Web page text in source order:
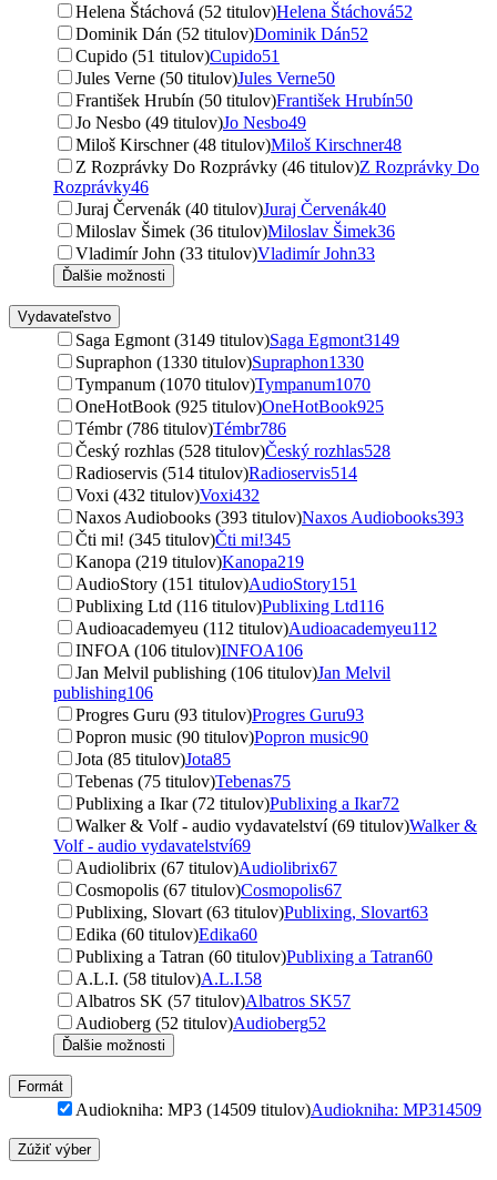
Helena Štáchová (52 titulov)Helena Štáchová52
Dominik Dán (52 titulov)Dominik Dán52
Cupido (51 titulov)Cupido51
Jules Verne (50 titulov)Jules Verne50
František Hrubín (50 titulov)František Hrubín50
Jo Nesbo (49 titulov)Jo Nesbo49
Miloš Kirschner (48 titulov)Miloš Kirschner48
Z Rozprávky Do Rozprávky (46 titulov)Z Rozprávky Do
Rozprávky46
Juraj Červenák (40 titulov)Juraj Červenák40
Miloslav Šimek (36 titulov)Miloslav Šimek36
Vladimír John (33 titulov)Vladimír John33
Ďalšie možnosti
Vydavateľstvo
Saga Egmont (3149 titulov)Saga Egmont3149
Supraphon (1330 titulov)Supraphon1330
Tympanum (1070 titulov)Tympanum1070
OneHotBook (925 titulov)OneHotBook925
Témbr (786 titulov)Témbr786
Český rozhlas (528 titulov)Český rozhlas528
Radioservis (514 titulov)Radioservis514
Voxi (432 titulov)Voxi432
Naxos Audiobooks (393 titulov)Naxos Audiobooks393
Čti mi! (345 titulov)Čti mi!345
Kanopa (219 titulov)Kanopa219
AudioStory (151 titulov)AudioStory151
Publixing Ltd (116 titulov)Publixing Ltd116
Audioacademyeu (112 titulov)Audioacademyeu112
INFOA (106 titulov)INFOA106
Jan Melvil publishing (106 titulov)Jan Melvil
publishing106
Progres Guru (93 titulov)Progres Guru93
Popron music (90 titulov)Popron music90
Jota (85 titulov)Jota85
Tebenas (75 titulov)Tebenas75
Publixing a Ikar (72 titulov)Publixing a Ikar72
Walker & Volf - audio vydavatelství (69 titulov)Walker &
Volf - audio vydavatelství69
Audiolibrix (67 titulov)Audiolibrix67
Cosmopolis (67 titulov)Cosmopolis67
Publixing, Slovart (63 titulov)Publixing, Slovart63
Edika (60 titulov)Edika60
Publixing a Tatran (60 titulov)Publixing a Tatran60
A.L.I. (58 titulov)A.L.I.58
Albatros SK (57 titulov)Albatros SK57
Audioberg (52 titulov)Audioberg52
Ďalšie možnosti
Formát
Audiokniha: MP3 (14509 titulov)Audiokniha: MP314509
Zúžiť výber